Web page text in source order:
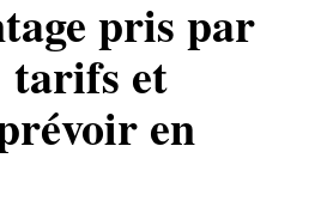
pris par
tarifs et
en